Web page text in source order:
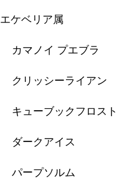
エケベリア属
カマノイ プエブラ
クリッシーライアン
キューブックフロスト
ダークアイス
パープソルム